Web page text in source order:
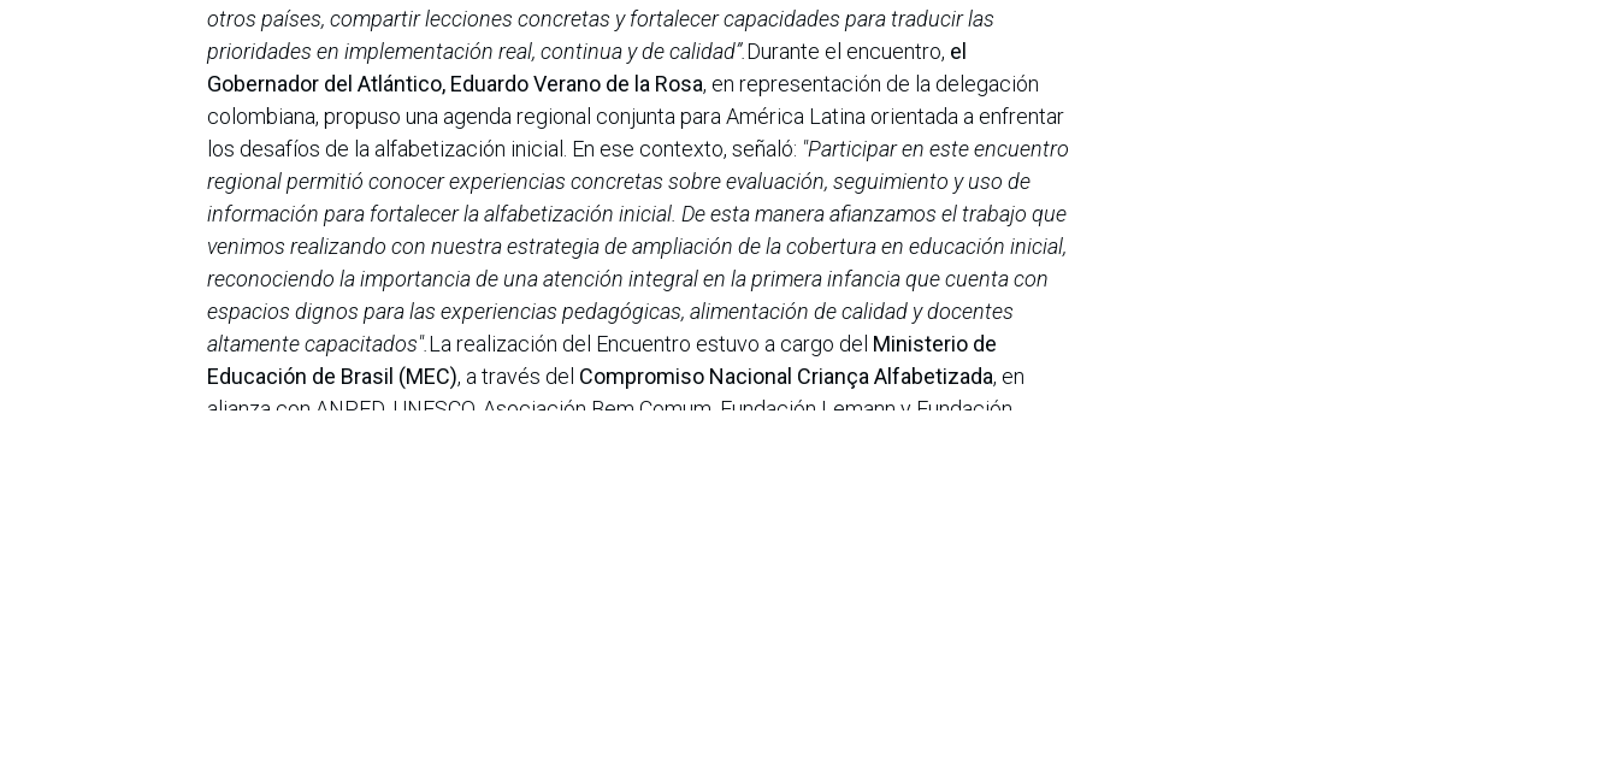
otros países, compartir lecciones concretas y fortalecer capacidades para traducir las
prioridades en implementación real, continua y de calidad”.Durante el encuentro, el
Gobernador del Atlántico, Eduardo Verano de la Rosa, en representación de la delegación
colombiana, propuso una agenda regional conjunta para América Latina orientada a enfrentar
los desafíos de la alfabetización inicial. En ese contexto, señaló: "Participar en este encuentro
regional permitió conocer experiencias concretas sobre evaluación, seguimiento y uso de
información para fortalecer la alfabetización inicial. De esta manera afianzamos el trabajo que
venimos realizando con nuestra estrategia de ampliación de la cobertura en educación inicial,
reconociendo la importancia de una atención integral en la primera infancia que cuenta con
espacios dignos para las experiencias pedagógicas, alimentación de calidad y docentes
altamente capacitados".La realización del Encuentro estuvo a cargo del Ministerio de
Educación de Brasil (MEC), a través del Compromiso Nacional Criança Alfabetizada, en
alianza con ANPED, UNESCO, Asociación Bem Comum, Fundación Lemann y Fundación